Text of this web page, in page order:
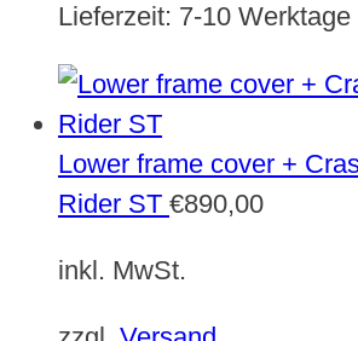
Lieferzeit: 7-10 Werktage
Lower frame cover +
Rider ST €890,00
inkl. MwSt.